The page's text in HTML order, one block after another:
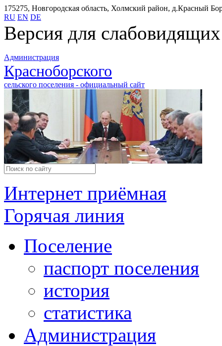
175275, Новгородская область, Холмский район, д.Красный
RU EN DE
Версия для слабовидящих
Администрация
Красноборского
сельского поселения - официальный сайт
Интернет приёмная
Горячая линия
Поселение
паспорт поселения
история
статистика
Администрация